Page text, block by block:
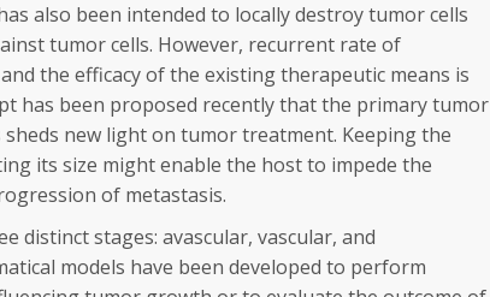
also been intended to locally destroy tumor cells
tumor cells. However, recurrent rate of
the efficacy of the existing therapeutic means is
has been proposed recently that the primary tumor
sheds new light on tumor treatment. Keeping the
its size might enable the host to impede the
of metastasis.
distinct stages: avascular, vascular, and
models have been developed to perform